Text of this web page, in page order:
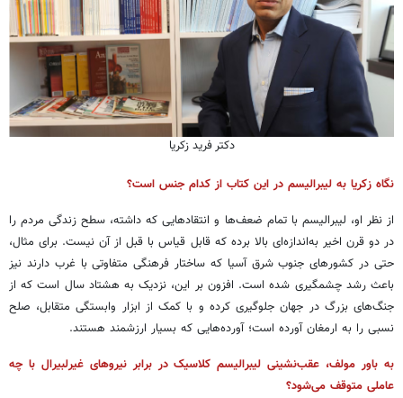
دکتر فرید زکریا
نگاه زکریا به لیبرالیسم در این کتاب از کدام جنس است؟
از نظر او، لیبرالیسم با تمام ضعف‌ها و انتقادهایی که داشته، سطح زندگی مردم را
در دو قرن اخیر به‌اندازه‌ای بالا برده که قابل قیاس با قبل از آن نیست. برای مثال،
حتی در کشورهای جنوب شرق آسیا که ساختار فرهنگی متفاوتی با غرب دارند نیز
باعث رشد چشمگیری شده است. افزون بر این، نزدیک به هشتاد سال است که از
جنگ‌های بزرگ در جهان جلوگیری کرده و با کمک از ابزار وابستگی متقابل، صلح
نسبی را به ارمغان آورده است؛ آورده‌هایی که بسیار ارزشمند هستند.
به باور مولف، عقب‌نشینی لیبرالیسم کلاسیک در برابر نیروهای غیرلبیرال با چه
عاملی متوقف می‌شود؟